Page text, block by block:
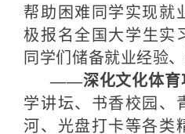
帮助困难同学实现就
极报名全国大学生实
同学们储备就业经验
——深化文化体育
学讲坛、书香校园、
河、光盘打卡等各类